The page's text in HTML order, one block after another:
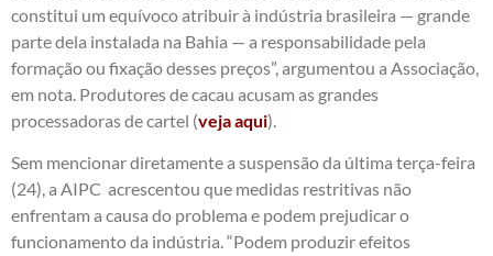
constitui um equívoco atribuir à indústria brasileira — grande
parte dela instalada na Bahia — a responsabilidade pela
formação ou fixação desses preços”, argumentou a Associação,
em nota. Produtores de cacau acusam as grandes
processadoras de cartel (veja aqui).
Sem mencionar diretamente a suspensão da última terça-feira
(24), a AIPC acrescentou que medidas restritivas não
enfrentam a causa do problema e podem prejudicar o
funcionamento da indústria. “Podem produzir efeitos